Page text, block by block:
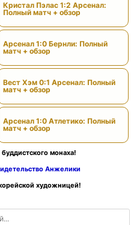
Кристал Пэлас 1:2 Арсенал:
Полный матч + обзор
Арсенал 1:0 Бернли: Полный
матч + обзор
Вест Хэм 0:1 Арсенал: Полный
матч + обзор
Арсенал 1:0 Атлетико: Полный
матч + обзор
монаха!
Анжелики
художницей!